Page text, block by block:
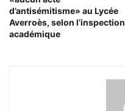
d’antisémitisme» au Lycée
Averroès, selon l’inspection
académique